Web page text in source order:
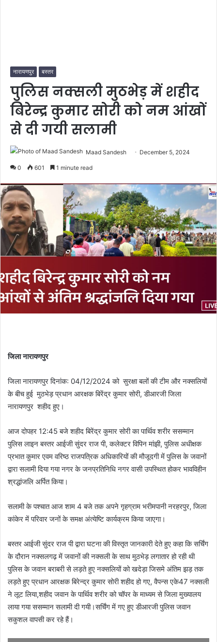
नारायणपुर बस्तर
पुलिस नक्सली मुठभेड़ में शहीद
बिरेन्द्र कुमार सोरी को नम आंखों
से दी गयी सलामी
Maad Sandesh December 5, 2024
0 601 1 minute read
जिला नारायणपुर
जिला नारायणपुर दिनांक: 04/12/2024 को सुरक्षा बलों की टीम और नक्सलियों
के बीच हुई मुठभेड़ प्रधान आरक्षक बिरेंद्र कुमार सोरी, डीआरजी जिला
नारायणपुर शहीद हुए।
आज दोपहर 12:45 बजे शहीद बिरेंद्र कुमार सोरी का पार्थिव शरीर ससम्मान
पुलिस लाइन बस्तर आईजी सुंदर राज पी, कलेक्टर विपिन मांझी, पुलिस अधीक्षक
प्रभात कुमार एवम वरिष्ठ राजपत्रिक अधिकारियों की मौजूदगी में पुलिस के जवानों
द्वारा सलामी दिया गया नगर के जनप्रतिनिधि नगर वासी उपस्थित होकर भावविहीन
श्रद्धांजलि अर्पित किया।
सलामी के पश्चात आज शाम 4 बजे तक अपने गृहग्राम भरीमपानी नरहरपुर, जिला
कांकेर में परिवार जनों के समक्ष अंत्येष्टि कार्यक्रम किया जाएगा।
बस्तर आईजी सुंदर राज पी द्वारा घटना की विस्तृत जानकारी देते हुए कहा कि सर्चिंग
के दौरान नक्सलगढ़ में जवानों की नक्सली के साथ मुठभेड़ लगातार हो रही थी
पुलिस के जवान बराबरी से लड़ते हुए नक्सलियों को खदेड़ा जिसमे अंतिम झड़ तक
लड़ते हुए प्रधान आरक्षक बिरेन्द्र कुमार सोरी शहीद हो गए, वैपन्स एके47 नक्सली
ने लूट लिया,शहीद जवान के पार्थिव शरीर को चॉपर के माध्यम से जिला मुख्यालय
लाया गया ससम्मान सलामी दी गयी।सर्चिंग में गए हुए डीआरजी पुलिस जवान
सकुशल वापसी कर रहे हैं।